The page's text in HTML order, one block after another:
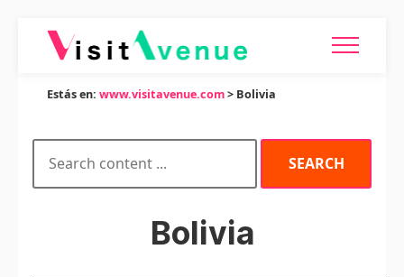
Estás en: www.visitavenue.com> Bolivia
Bolivia